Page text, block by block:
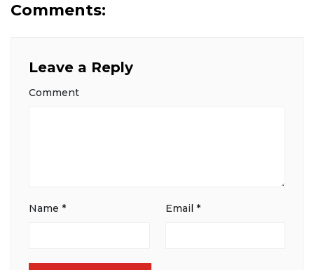
Comments:
Leave a Reply
Comment
Name * Email *